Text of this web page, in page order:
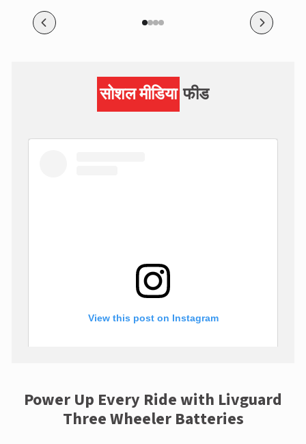
सोशल मीडिया फीड
View this post on Instagram
Power Up Every Ride with Livguard
Three Wheeler Batteries